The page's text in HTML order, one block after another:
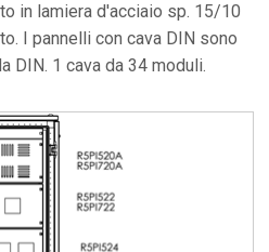
in lamiera d'acciaio sp. 15/10
I pannelli con cava DIN sono
DIN. 1 cava da 34 moduli.